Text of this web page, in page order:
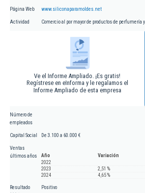
Página Web www.siliconaparamoldes.net
Actividad Comercio al por mayor de productos de perfumería
Ve el Informe Ampliado. ¡Es gratis!
Regístrese en eInforma y le regalamos el
Informe Ampliado de esta empresa
Número de
empleados
Capital Social De 3.100 a 60.000 €
Ventas
últimos años
Año
Variación
2022
2023
2,51 %
2024
4,65 %
Resultado
Positivo